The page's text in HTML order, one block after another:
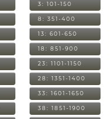
3: 101-150
8: 351-400
13: 601-650
18: 851-900
23: 1101-1150
28: 1351-1400
33: 1601-1650
38: 1851-1900